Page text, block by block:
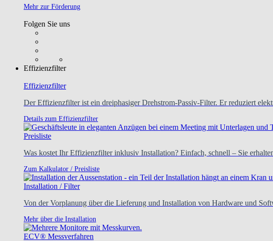
Mehr zur Förderung
Folgen Sie uns
Effizienzfilter
Effizienzfilter
Der Effizienzfilter ist ein dreiphasiger Drehstrom-Passiv-Filter. Er reduziert
Details zum Effizienzfilter
Preisliste
Was kostet Ihr Effizienzfilter inklusiv Installation? Einfach, schnell – Sie
Zum Kalkulator / Preisliste
Installation / Filter
Von der Vorplanung über die Lieferung und Installation von Hardware und
Mehr über die Installation
ECV® Messverfahren